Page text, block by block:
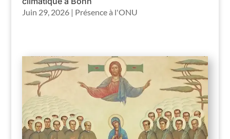
Juin 29, 2026| Présence à l'ONU